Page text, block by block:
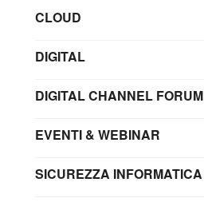
CLOUD
DIGITAL
DIGITAL CHANNEL FORUM
EVENTI & WEBINAR
SICUREZZA INFORMATICA